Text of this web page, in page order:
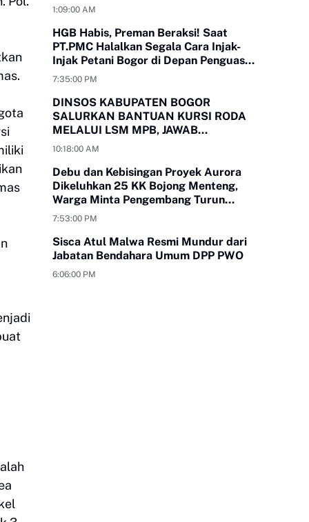
Laporan Polisi
1:09:00 AM
HGB Habis, Preman Beraksi! Saat
PT.PMC Halalkan Segala Cara Injak-
Injak Petani Bogor di Depan Penguasa
yang Bungkam
7:35:00 PM
DINSOS KABUPATEN BOGOR
SALURKAN BANTUAN KURSI RODA
MELALUI LSM MPB, JAWAB
KEBUTUHAN WARGA
10:18:00 AM
Debu dan Kebisingan Proyek Aurora
Dikeluhkan 25 KK Bojong Menteng,
Warga Minta Pengembang Turun
Tangan
7:53:00 PM
Sisca Atul Malwa Resmi Mundur dari
Jabatan Bendahara Umum DPP PWO
6:06:00 PM